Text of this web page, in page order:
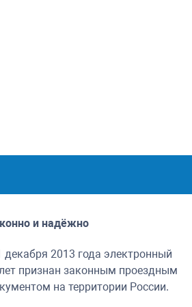
и надёжно
декабря 2013 года электронный
признан законным проездным
на территории России.